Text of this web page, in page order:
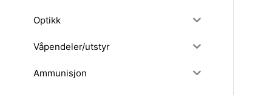
Optikk
Våpendeler/utstyr
Ammunisjon